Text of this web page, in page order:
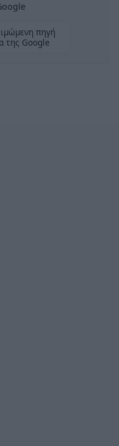
πηγή
της Google